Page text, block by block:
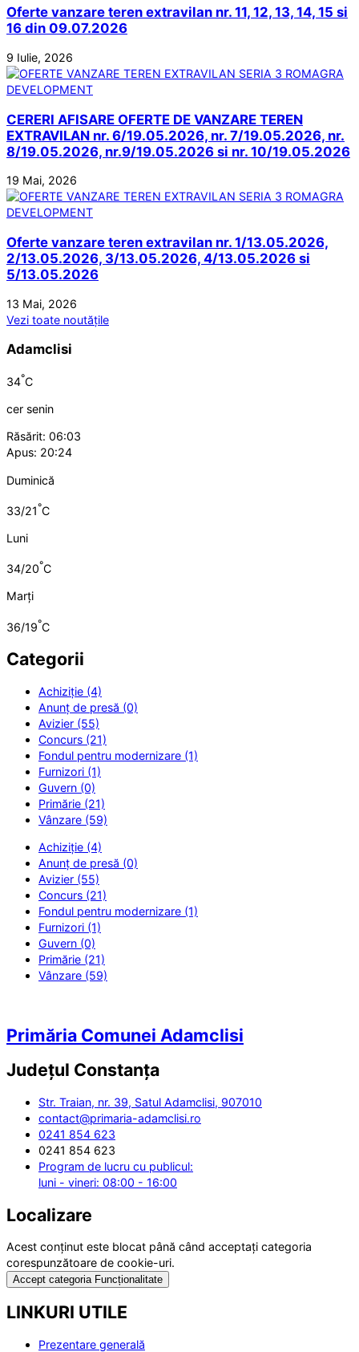
Oferte vanzare teren extravilan nr. 11, 12, 13, 14, 15 si
16 din 09.07.2026
9 Iulie, 2026
CERERI AFISARE OFERTE DE VANZARE TEREN
EXTRAVILAN nr. 6/19.05.2026, nr. 7/19.05.2026, nr.
8/19.05.2026, nr.9/19.05.2026 si nr. 10/19.05.2026
19 Mai, 2026
Oferte vanzare teren extravilan nr. 1/13.05.2026,
2/13.05.2026, 3/13.05.2026, 4/13.05.2026 si
5/13.05.2026
13 Mai, 2026
Vezi toate noutățile
Adamclisi
34°C
cer senin
Răsărit: 06:03
Apus: 20:24
Duminică
33/21°C
Luni
34/20°C
Marți
36/19°C
Categorii
Achiziție (4)
Anunț de presă (0)
Avizier (55)
Concurs (21)
Fondul pentru modernizare (1)
Furnizori (1)
Guvern (0)
Primărie (21)
Vânzare (59)
Achiziție (4)
Anunț de presă (0)
Avizier (55)
Concurs (21)
Fondul pentru modernizare (1)
Furnizori (1)
Guvern (0)
Primărie (21)
Vânzare (59)
Primăria Comunei Adamclisi
Județul Constanța
Str. Traian, nr. 39, Satul Adamclisi, 907010
contact@primaria-adamclisi.ro
0241 854 623
0241 854 623
Program de lucru cu publicul:
luni - vineri: 08:00 - 16:00
Localizare
Acest conținut este blocat până când acceptați categoria
corespunzătoare de cookie-uri.
Accept categoria Funcționalitate
LINKURI UTILE
Prezentare generală